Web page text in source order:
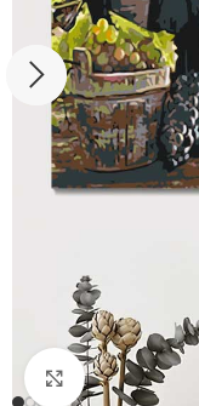
Click to